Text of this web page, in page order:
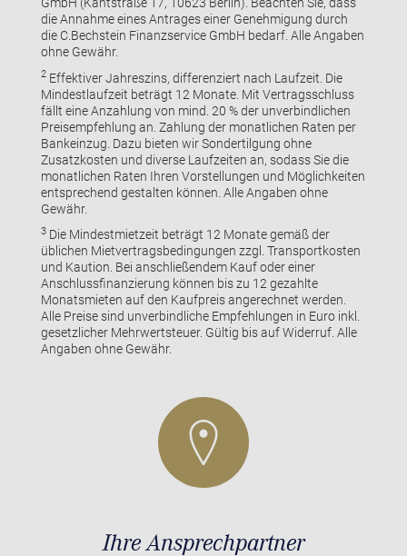
GmbH (Kantstraße 17, 10623 Berlin). Beachten Sie, dass
die Annahme eines Antrages einer Genehmigung durch
die C.Bechstein Finanzservice GmbH bedarf. Alle Angaben
ohne Gewähr.
2Effektiver Jahreszins, differenziert nach Laufzeit. Die
Mindestlaufzeit beträgt 12 Monate. Mit Vertragsschluss
fällt eine Anzahlung von mind. 20 % der unverbindlichen
Preisempfehlung an. Zahlung der monatlichen Raten per
Bankeinzug. Dazu bieten wir Sondertilgung ohne
Zusatzkosten und diverse Laufzeiten an, sodass Sie die
monatlichen Raten Ihren Vorstellungen und Möglichkeiten
entsprechend gestalten können. Alle Angaben ohne
Gewähr.
3Die Mindestmietzeit beträgt 12 Monate gemäß der
üblichen Mietvertragsbedingungen zzgl. Transportkosten
und Kaution. Bei anschließendem Kauf oder einer
Anschlussfinanzierung können bis zu 12 gezahlte
Monatsmieten auf den Kaufpreis angerechnet werden.
Alle Preise sind unverbindliche Empfehlungen in Euro inkl.
gesetzlicher Mehrwertsteuer. Gültig bis auf Widerruf. Alle
Angaben ohne Gewähr.
Ihre Ansprechpartner